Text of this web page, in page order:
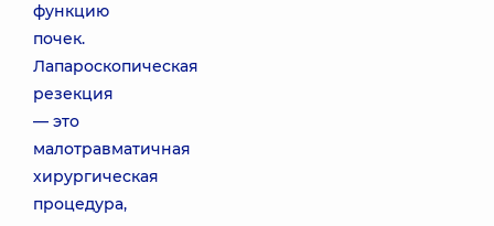
функцию
почек.
Лапароскопическая
резекция
— это
малотравматичная
хирургическая
процедура,